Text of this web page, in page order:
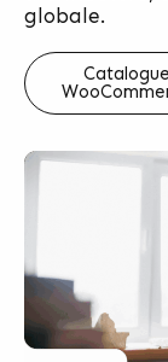
globale.
Catalogue